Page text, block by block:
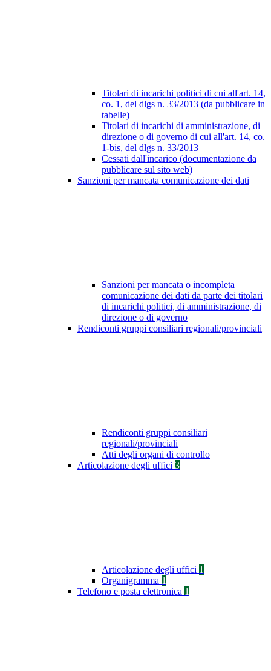
Titolari di incarichi politici di cui all'art. 14,
co. 1, del dlgs n. 33/2013 (da pubblicare in
tabelle)
Titolari di incarichi di amministrazione, di
direzione o di governo di cui all'art. 14, co.
1-bis, del dlgs n. 33/2013
Cessati dall'incarico (documentazione da
pubblicare sul sito web)
Sanzioni per mancata comunicazione dei dati
Sanzioni per mancata o incompleta
comunicazione dei dati da parte dei titolari
di incarichi politici, di amministrazione, di
direzione o di governo
Rendiconti gruppi consiliari regionali/provinciali
Rendiconti gruppi consiliari
regionali/provinciali
Atti degli organi di controllo
Articolazione degli uffici 3
Articolazione degli uffici 1
Organigramma 1
Telefono e posta elettronica 1